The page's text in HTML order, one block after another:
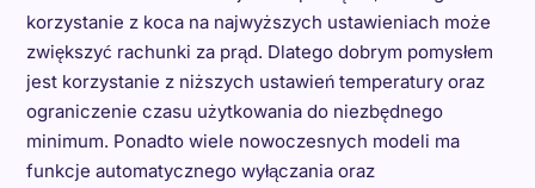
korzystanie z koca na najwyższych ustawieniach może
zwiększyć rachunki za prąd. Dlatego dobrym pomysłem
jest korzystanie z niższych ustawień temperatury oraz
ograniczenie czasu użytkowania do niezbędnego
minimum. Ponadto wiele nowoczesnych modeli ma
funkcje automatycznego wyłączania oraz